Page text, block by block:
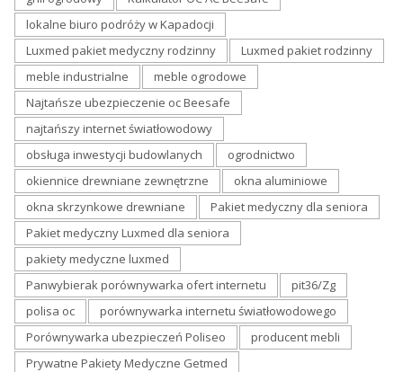
lokalne biuro podróży w Kapadocji
Luxmed pakiet medyczny rodzinny
Luxmed pakiet rodzinny
meble industrialne
meble ogrodowe
Najtańsze ubezpieczenie oc Beesafe
najtańszy internet światłowodowy
obsługa inwestycji budowlanych
ogrodnictwo
okiennice drewniane zewnętrzne
okna aluminiowe
okna skrzynkowe drewniane
Pakiet medyczny dla seniora
Pakiet medyczny Luxmed dla seniora
pakiety medyczne luxmed
Panwybierak porównywarka ofert internetu
pit36/Zg
polisa oc
porównywarka internetu światłowodowego
Porównywarka ubezpieczeń Poliseo
producent mebli
Prywatne Pakiety Medyczne Getmed